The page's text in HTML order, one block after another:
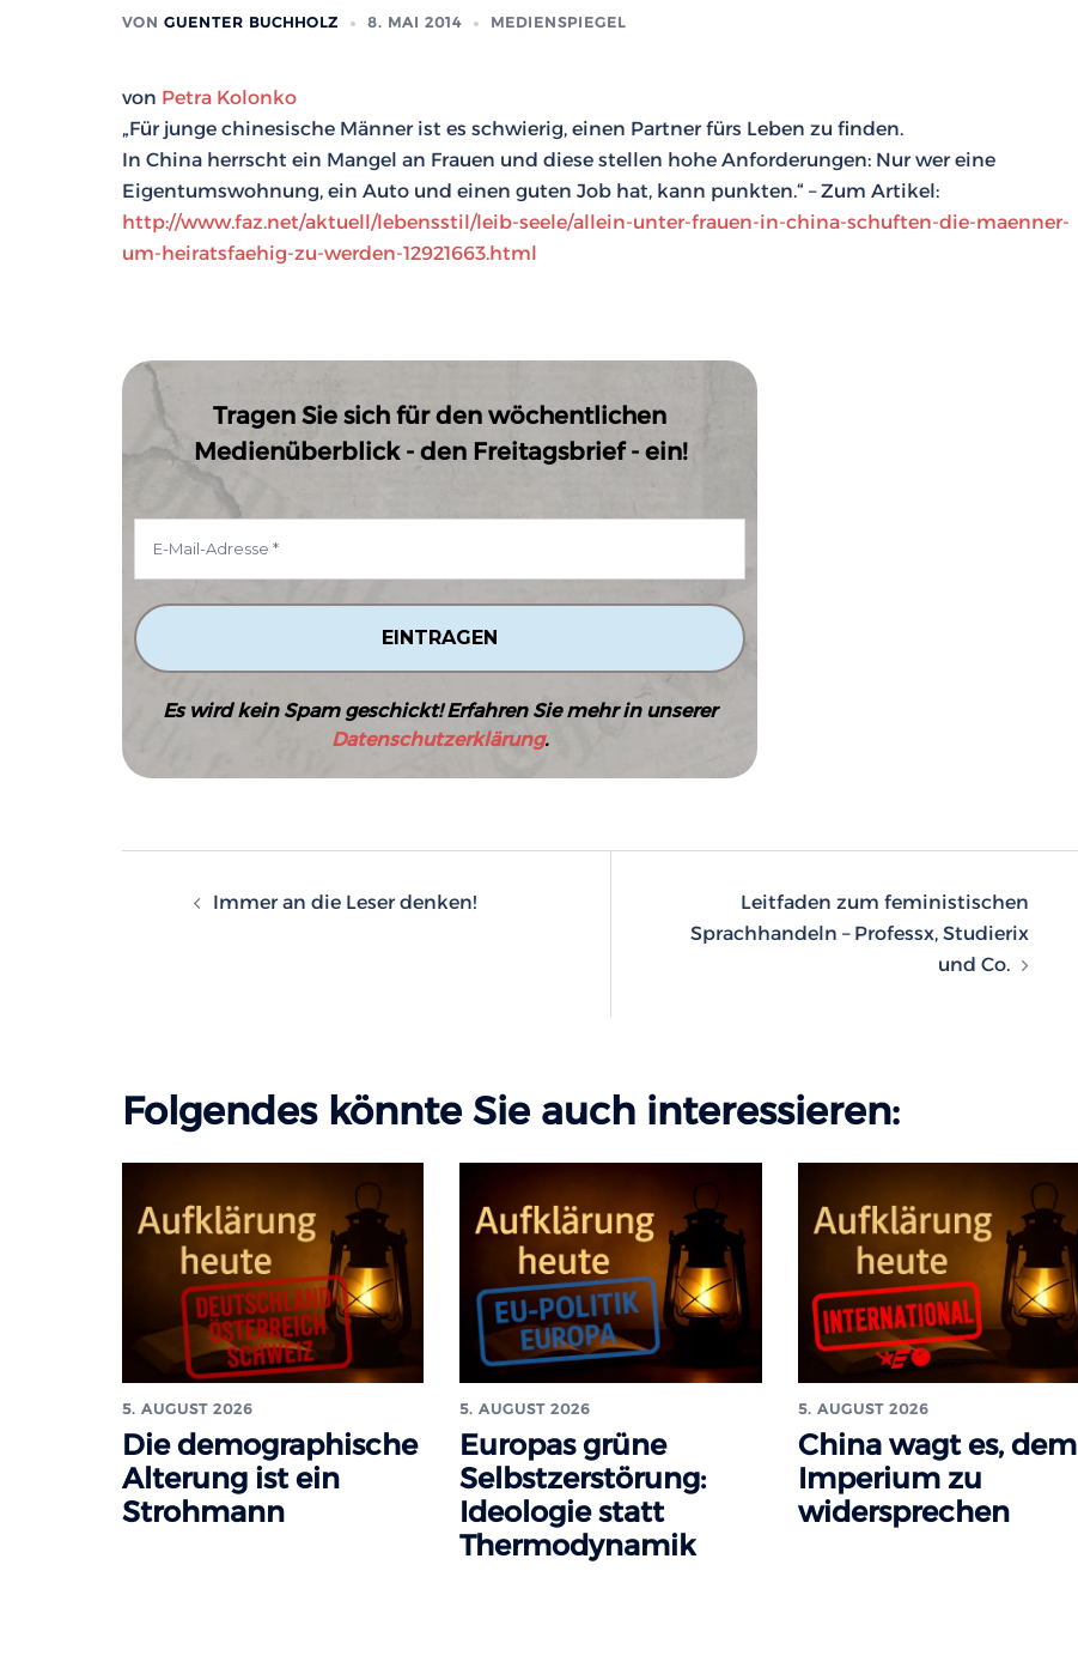
VON GUENTER BUCHHOLZ 8. MAI 2014 MEDIENSPIEGEL
von Petra Kolonko
„Für junge chinesische Männer ist es schwierig, einen Partner fürs Leben zu finden.
In China herrscht ein Mangel an Frauen und diese stellen hohe Anforderungen: Nur wer eine
Eigentumswohnung, ein Auto und einen guten Job hat, kann punkten.“ – Zum Artikel:
http://www.faz.net/aktuell/lebensstil/leib-seele/allein-unter-frauen-in-china-schuften-die-maenner-
um-heiratsfaehig-zu-werden-12921663.html
Tragen Sie sich für den wöchentlichen
Medienüberblick - den Freitagsbrief - ein!
Es wird kein Spam geschickt! Erfahren Sie mehr in unserer
Datenschutzerklärung.
Immer an die Leser denken!
Leitfaden zum feministischen
Sprachhandeln – Professx, Studierix
und Co.
Folgendes könnte Sie auch interessieren:
5. AUGUST 2026
Die demographische
Alterung ist ein
Strohmann
5. AUGUST 2026
Europas grüne
Selbstzerstörung:
Ideologie statt
Thermodynamik
5. AUGUST 2026
China wagt es, dem
Imperium zu
widersprechen